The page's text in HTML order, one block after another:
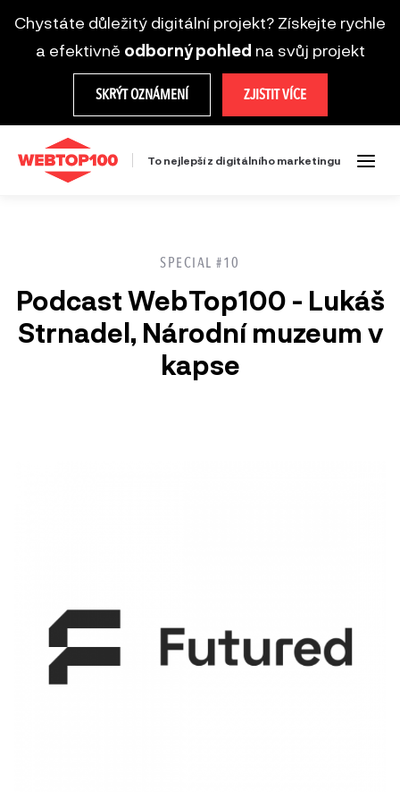
Chystáte důležitý digitální projekt? Získejte rychle
a efektivně odborný pohled na svůj projekt
SKRÝT OZNÁMENÍ ZJISTIT VÍCE
To nejlepší z digitálního marketingu
SPECIAL #10
Podcast WebTop100 - Lukáš
Strnadel, Národní muzeum v
kapse